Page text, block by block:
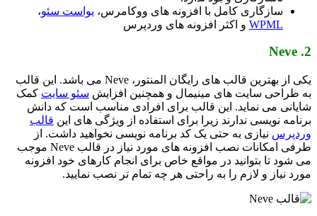
سازگاری کامل با افزونه های ووکامرس، یواست سئو،
WPML و اکثر افزونه های وردپرس
2. Neve
یکی از بهترین قالب های رایگان المنتور، Neve می باشد. این قالب
به طراحی سایت های مینیمال و همچنین افزایش سئو سایت کمک
شایانی می نماید. این قالب برای افرادی مناسب است که دانش
برنامه نویسی ندارند زیرا برای استفاده از ویژگی های این قالب
وردپرس نیازی به حتی یک کد برنامه نویسی نخواهید داشت. از
طرفی امکانات نصب افزونه های مورد نیاز در قالب Neve موجب
می شود تا بتوانید در مواقع خاص برای انجام کارهای خود افزونه
مورد نیاز و لازم را به راحتی هر چه تمام تر نصب نمایید.